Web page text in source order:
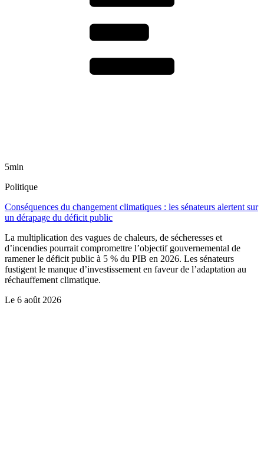
5min
Politique
Conséquences du changement climatiques : les sénateurs alertent sur
un dérapage du déficit public
La multiplication des vagues de chaleurs, de sécheresses et
d’incendies pourrait compromettre l’objectif gouvernemental de
ramener le déficit public à 5 % du PIB en 2026. Les sénateurs
fustigent le manque d’investissement en faveur de l’adaptation au
réchauffement climatique.
Le 6 août 2026